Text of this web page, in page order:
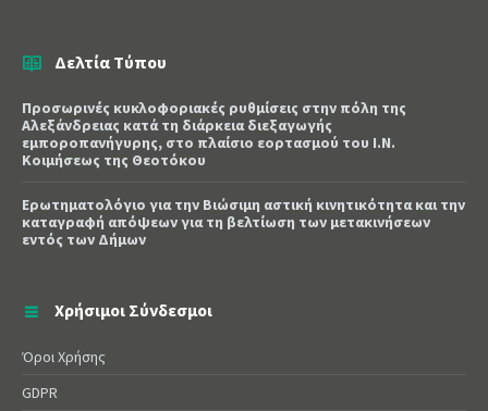
Δελτία Τύπου
Προσωρινές κυκλοφοριακές ρυθμίσεις στην πόλη της
Αλεξάνδρειας κατά τη διάρκεια διεξαγωγής
εμποροπανήγυρης, στο πλαίσιο εορτασμού του Ι.Ν.
Κοιμήσεως της Θεοτόκου
Ερωτηματολόγιο για την Βιώσιμη αστική κινητικότητα και την
καταγραφή απόψεων για τη βελτίωση των μετακινήσεων
εντός των Δήμων
Χρήσιμοι Σύνδεσμοι
Όροι Χρήσης
GDPR